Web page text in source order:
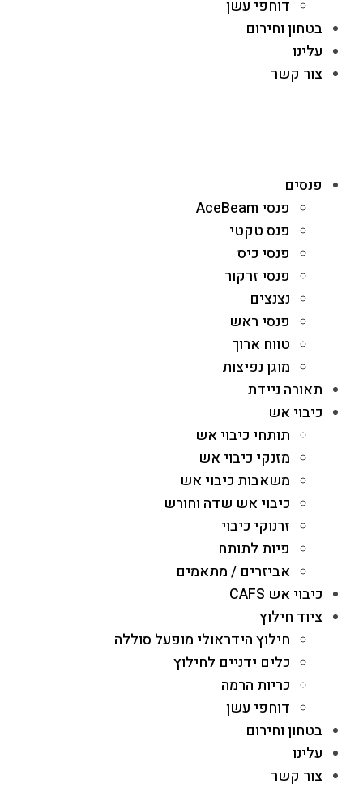
דוחפי עשן
בטחון וחירום
עלינו
צור קשר
פנסים
פנסי AceBeam
פנס טקטי
פנסי כיס
פנסי זרקור
נצנצים
פנסי ראש
טווח ארוך
מוגן נפיצות
תאורה ניידת
כיבוי אש
תותחי כיבוי אש
מזנקי כיבוי אש
משאבות כיבוי אש
כיבוי אש שדה וחורש
זרנוקי כיבוי
פיות לתותח
אביזרים / מתאמים
כיבוי אש CAFS
ציוד חילוץ
חילוץ הידראולי מופעל סוללה
כלים ידניים לחילוץ
כריות הרמה
דוחפי עשן
בטחון וחירום
עלינו
צור קשר